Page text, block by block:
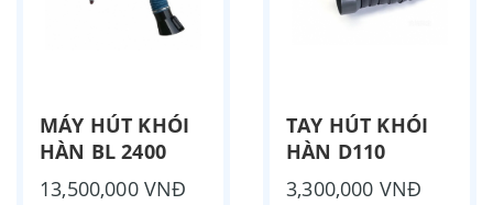
MÁY HÚT KHÓI
HÀN BL 2400
13,500,000 VNĐ
TAY HÚT KHÓI
HÀN D110
3,300,000 VNĐ